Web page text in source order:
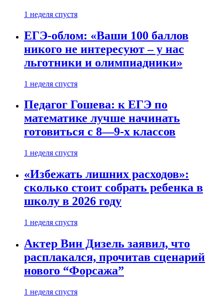
1 неделя спустя
ЕГЭ-облом: «Ваши 100 баллов
никого не интересуют – у нас
льготники и олимпиадники»
1 неделя спустя
Педагог Гошева: к ЕГЭ по
математике лучше начинать
готовиться с 8—9-х классов
1 неделя спустя
«Избежать лишних расходов»:
сколько стоит собрать ребенка в
школу в 2026 году
1 неделя спустя
Актер Вин Дизель заявил, что
расплакался, прочитав сценарий
нового “Форсажа”
1 неделя спустя